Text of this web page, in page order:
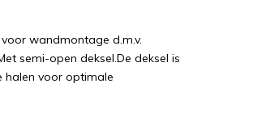
wandmontage d.m.v.
semi-open deksel.De deksel is
halen voor optimale